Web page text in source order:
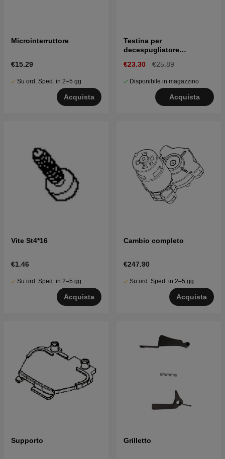
Microinterruttore
€15.29
Su ord. Sped. in 2–5 gg
Acquista
Testina per
decespugliatore
€23.30 €25.89
Disponibile in magazzino
Acquista
Vite St4*16
€1.46
Su ord. Sped. in 2–5 gg
Acquista
Cambio completo
€247.90
Su ord. Sped. in 2–5 gg
Acquista
Supporto Grilletto